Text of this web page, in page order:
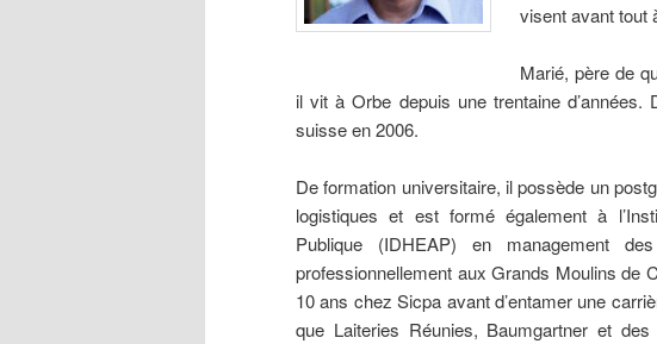
visent avant tout
Marié, père de
il vit à Orbe depuis une trentaine d’années.
suisse en 2006.
De formation universitaire, il possède un
logistiques et est formé également à
Publique (IDHEAP) en management
professionnellement aux Grands Moulins de
10 ans chez Sicpa avant d’entamer une
que Laiteries Réunies, Baumgartner et